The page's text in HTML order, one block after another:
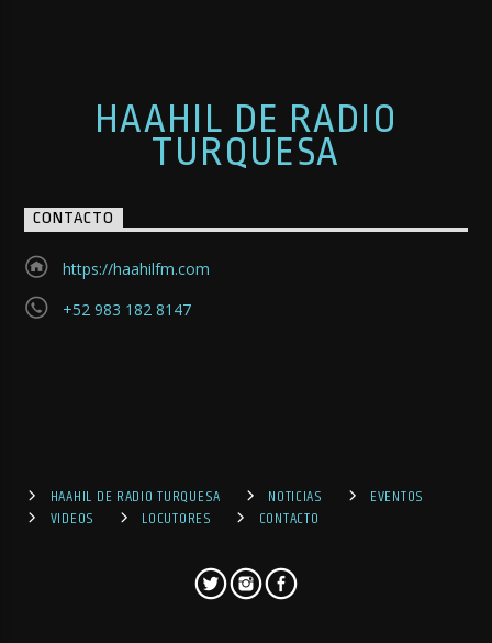
HAAHIL DE RADIO
TURQUESA
CONTACTO
https://haahilfm.com
+52 983 182 8147
HAAHIL DE RADIO TURQUESA NOTICIAS
EVENTOS
VIDEOS
LOCUTORES CONTACTO